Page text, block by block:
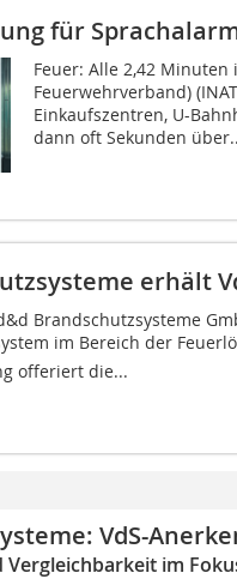
für
Feuer: Alle 2,42
Feuerwehrverband)
Einkaufszentren, U-
dann oft Sekunden
erhält
Brandschutzsysteme
im Bereich der
offeriert die...
VdS-
im